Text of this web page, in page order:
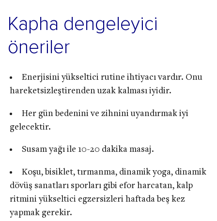
Kapha dengeleyici
öneriler
Enerjisini yükseltici rutine ihtiyacı vardır. Onu
hareketsizleştirenden uzak kalması iyidir.
Her gün bedenini ve zihnini uyandırmak iyi
gelecektir.
Susam yağı ile 10-20 dakika masaj.
Koşu, bisiklet, tırmanma, dinamik yoga, dinamik
dövüş sanatları sporları gibi efor harcatan, kalp
ritmini yükseltici egzersizleri haftada beş kez
yapmak gerekir.